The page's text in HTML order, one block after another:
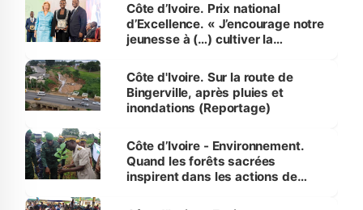
Côte d’Ivoire. Prix national
d’Excellence. « J’encourage notre
jeunesse à (…) cultiver la
(Alassane Ouattara
Côte d'Ivoire. Sur la route de
Bingerville, après pluies et
inondations (Reportage)
Côte d’Ivoire - Environnement.
Quand les forêts sacrées
inspirent dans les actions de